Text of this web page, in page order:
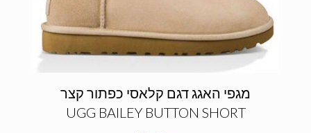
מגפי האגג דגם קלאסי כפתור קצר
UGG BAILEY BUTTON SHORT